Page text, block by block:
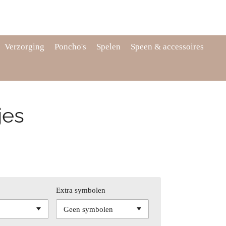
Verzorging Poncho's Spelen Speen & accessoires
Extra symbolen